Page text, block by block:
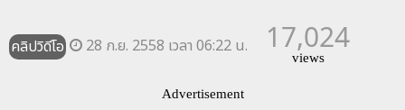
คลิปวิดีโอ 28 ก.ย. 2558 เวลา 06:22 น. 17,024
views
Advertisement